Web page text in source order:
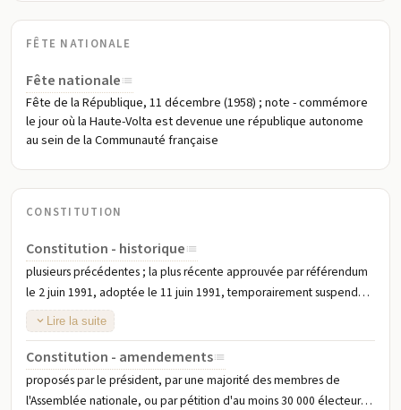
FÊTE NATIONALE
Fête nationale
Fête de la République, 11 décembre (1958) ; note - commémore
le jour où la Haute-Volta est devenue une république autonome
au sein de la Communauté française
CONSTITUTION
Constitution - historique
plusieurs précédentes ; la plus récente approuvée par référendum
le 2 juin 1991, adoptée le 11 juin 1991, temporairement suspendue
fin octobre à mi-novembre 2014 ; le projet initial d'une nouvelle
constitution pour inaugurer la nouvelle république a été achevé en
janvier 2017 et un projet final a été soumis au gouvernement en
décembre 2017 ; un référendum constitutionnel initialement prévu
pour adoption en mars 2019 a été reporté ; le 1er mars 2022, une
Lire la suite
Constitution - amendements
proposés par le président, par une majorité des membres de
l'Assemblée nationale, ou par pétition d'au moins 30 000 électeurs